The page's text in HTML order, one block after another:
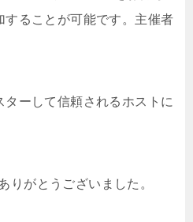
することが可能です。主催者
ーして信頼されるホストに
りがとうございました。